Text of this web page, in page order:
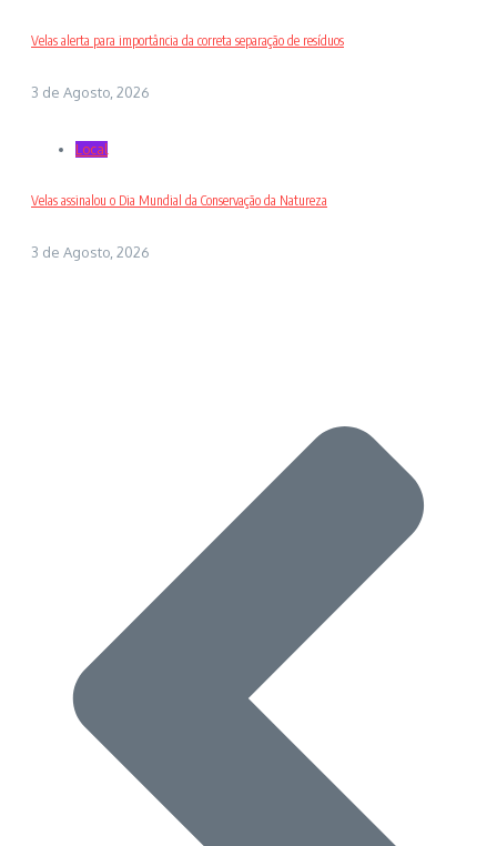
Velas alerta para importância da correta separação de resíduos
3 de Agosto, 2026
Local
Velas assinalou o Dia Mundial da Conservação da Natureza
3 de Agosto, 2026